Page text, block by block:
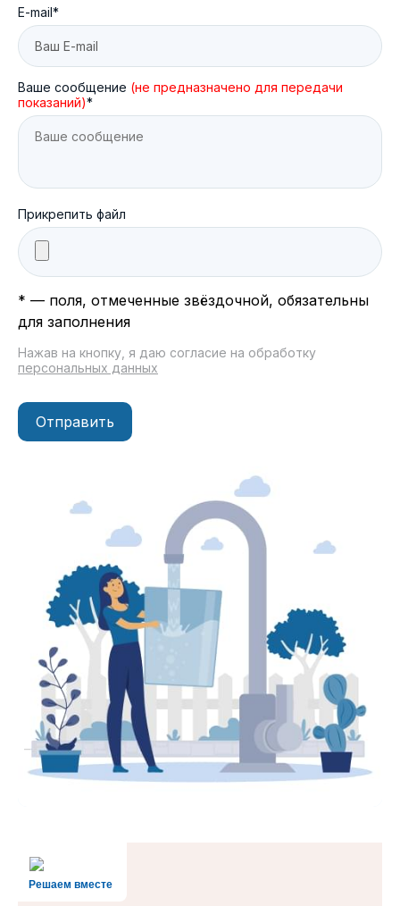
E-mail*
Ваше сообщение (не предназначено для передачи
показаний)*
Прикрепить файл
* — поля, отмеченные звёздочной, обязательны
для заполнения
Нажав на кнопку, я даю согласие на обработку
персональных данных
Отправить
Решаем вместе